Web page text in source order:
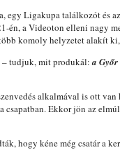
egy Ligakupa találkozót és
én, a Videoton elleni nagy
komoly helyzetet alakít
– tudjuk, mit produkál:a
alkalmával is ott
csapatban. Ekkor jön az
hogy kéne még csatár a